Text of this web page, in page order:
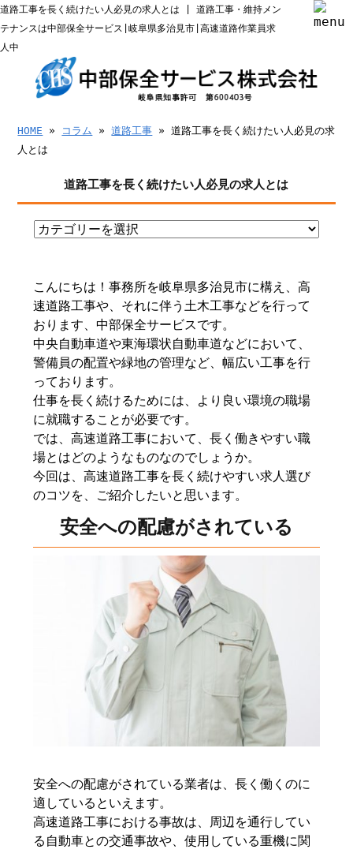
道路工事を長く続けたい人必見の求人とは | 道路工事・維持メン
テナンスは中部保全サービス|岐阜県多治見市|高速道路作業員求
人中
HOME » コラム »道路工事 » 道路工事を長く続けたい人必見の求
人とは
道路工事を長く続けたい人必見の求人とは
こんにちは！事務所を岐阜県多治見市に構え、高
速道路工事や、それに伴う土木工事などを行って
おります、中部保全サービスです。
中央自動車道や東海環状自動車道などにおいて、
警備員の配置や緑地の管理など、幅広い工事を行
っております。
仕事を長く続けるためには、より良い環境の職場
に就職することが必要です。
では、高速道路工事において、長く働きやすい職
場とはどのようなものなのでしょうか。
今回は、高速道路工事を長く続けやすい求人選び
のコツを、ご紹介したいと思います。
安全への配慮がされている
安全への配慮がされている業者は、長く働くのに
適しているといえます。
高速道路工事における事故は、周辺を通行してい
る自動車との交通事故や、使用している重機に関